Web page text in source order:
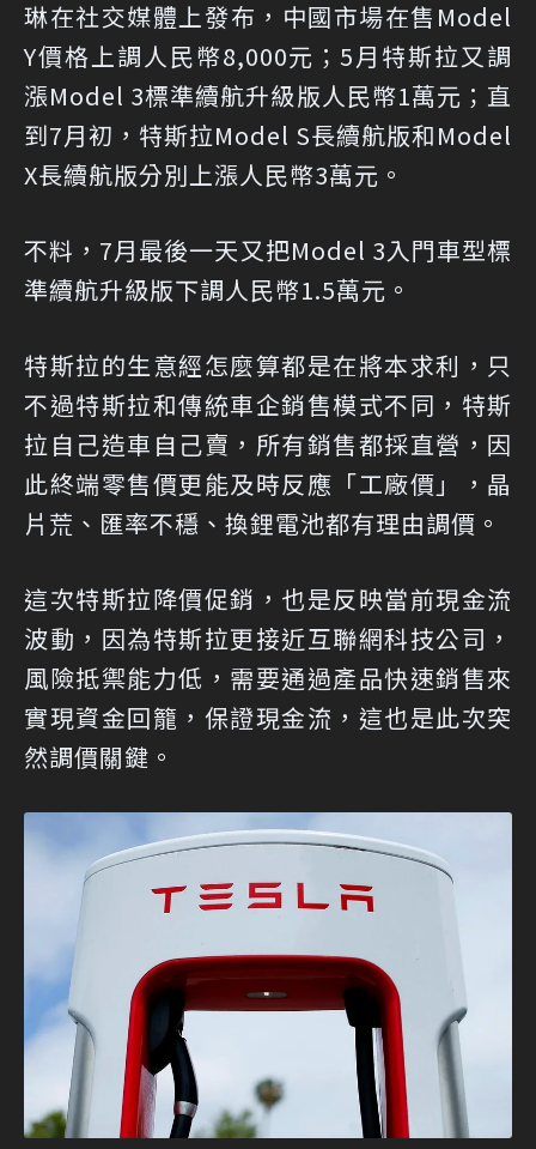
琳在社交媒體上發布，中國市場在售Model
Y價格上調人民幣8,000元；5月特斯拉又調
漲Model 3標準續航升級版人民幣1萬元；直
到7月初，特斯拉Model S長續航版和Model
X長續航版分別上漲人民幣3萬元。
不料，7月最後一天又把Model 3入門車型標
準續航升級版下調人民幣1.5萬元。
特斯拉的生意經怎麼算都是在將本求利，只
不過特斯拉和傳統車企銷售模式不同，特斯
拉自己造車自己賣，所有銷售都採直營，因
此終端零售價更能及時反應「工廠價」，晶
片荒、匯率不穩、換鋰電池都有理由調價。
這次特斯拉降價促銷，也是反映當前現金流
波動，因為特斯拉更接近互聯網科技公司，
風險抵禦能力低，需要通過產品快速銷售來
實現資金回籠，保證現金流，這也是此次突
然調價關鍵。